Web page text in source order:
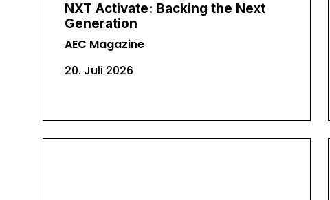
NXT Activate: Backing the Next
Generation
AEC Magazine
20. Juli 2026